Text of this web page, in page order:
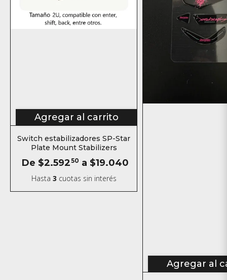
Agregar al carrito
Switch estabilizadores SP-Star
Plate Mount Stabilizers
De $2.59250 a $19.040
Hasta 3 cuotas sin interés
Agregar al